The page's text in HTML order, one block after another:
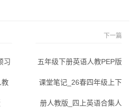
习
教
下一篇
五年级下册英语人教PEP版
课堂笔记_26春四年级上下
册人教版_四上英语合集人